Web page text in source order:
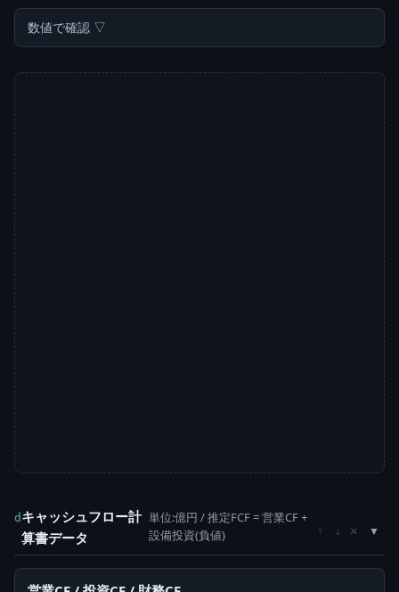
数値で確認 ▽
d キャッシュフロー計
算書データ
単位:億円 / 推定FCF = 営業CF +
設備投資(負値)
↑ ↓ ×